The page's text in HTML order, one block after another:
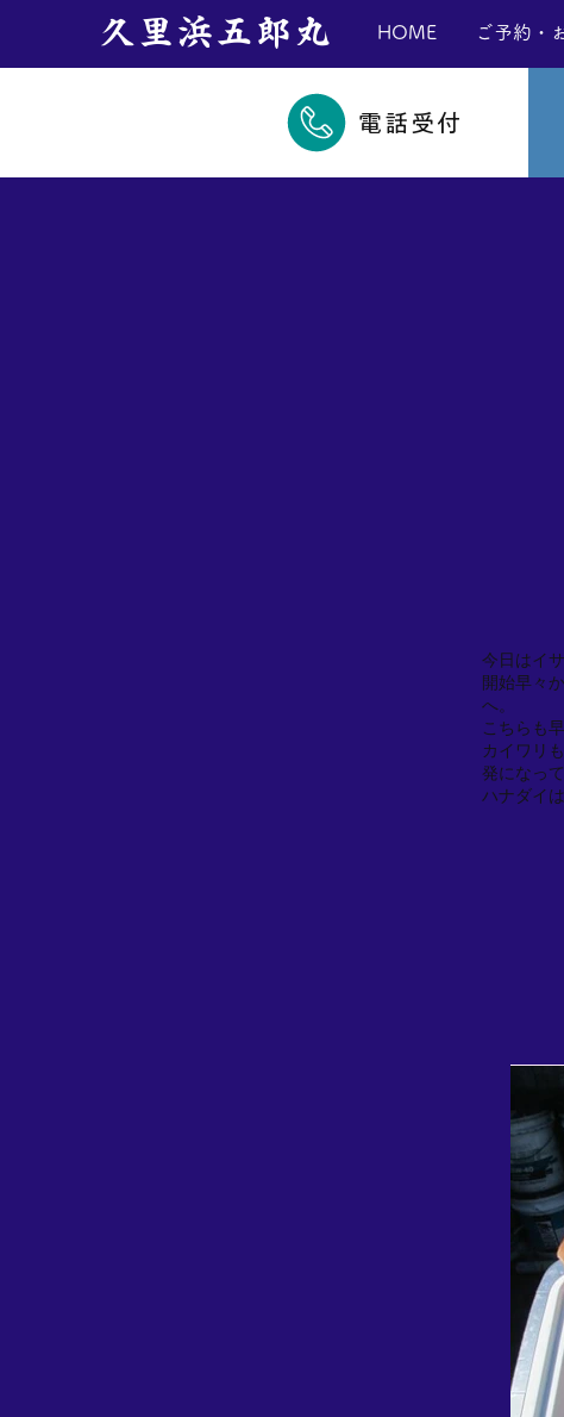
​久里浜五郎丸 HOME ご予約・
電話受付
今日はイ
開始早々
へ。
こちらも
カイワリ
発になっ
ハナダイ